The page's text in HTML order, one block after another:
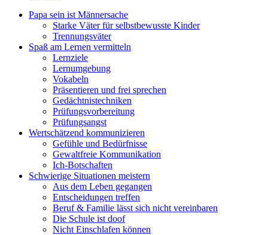
Papa sein ist Männersache
Starke Väter für selbstbewusste Kinder
Trennungsväter
Spaß am Lernen vermitteln
Lernziele
Lernumgebung
Vokabeln
Präsentieren und frei sprechen
Gedächtnistechniken
Prüfungsvorbereitung
Prüfungsangst
Wertschätzend kommunizieren
Gefühle und Bedürfnisse
Gewaltfreie Kommunikation
Ich-Botschaften
Schwierige Situationen meistern
Aus dem Leben gegangen
Entscheidungen treffen
Beruf & Familie lässt sich nicht vereinbaren
Die Schule ist doof
Nicht Einschlafen können